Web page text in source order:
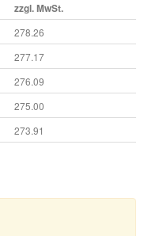
zzgl. MwSt.
278.26
277.17
276.09
275.00
273.91